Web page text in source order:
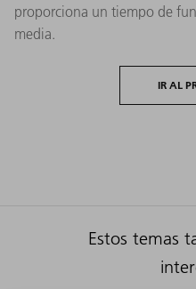
proporciona un tiempo de
media.
IR AL
Estos temas